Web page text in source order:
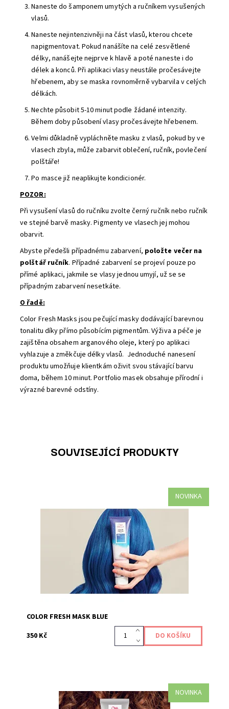
Naneste do šamponem umytých a ručníkem vysušených
vlasů.
Naneste nejintenzivněji na část vlasů, kterou chcete
napigmentovat. Pokud nanášíte na celé zesvětlené
délky, nanášejte nejprve k hlavě a poté naneste i do
délek a konců. Při aplikaci vlasy neustále pročesávejte
hřebenem, aby se maska rovnoměrně vybarvila v celých
délkách.
Nechte působit 5-10 minut podle žádané intenzity.
Během doby působení vlasy pročesávejte hřebenem.
Velmi důkladně vypláchněte masku z vlasů, pokud by ve
vlasech zbyla, může zabarvit oblečení, ručník, povlečení
polštáře!
Po masce již neaplikujte kondicionér.
POZOR:
Při vysušení vlasů do ručníku zvolte černý ručník nebo ručník
ve stejné barvě masky. Pigmenty ve vlasech jej mohou
obarvit.
Abyste předešli případnému zabarvení, položte večer na
polštář ručník. Případné zabarvení se projeví pouze po
přímé aplikaci, jakmile se vlasy jednou umyjí, už se se
případným zabarvení nesetkáte.
O řadě:
Color Fresh Masks jsou pečující masky dodávající barevnou
tonalitu díky přímo působícím pigmentům. Výživa a péče je
zajištěna obsahem arganového oleje, který po aplikaci
vyhlazuje a změkčuje délky vlasů. Jednoduché nanesení
produktu umožňuje klientkám oživit svou stávající barvu
doma, během 10 minut. Portfolio masek obsahuje přírodní i
výrazné barevné odstíny.
SOUVISEJÍCÍ PRODUKTY
NOVINKA
Maska Color Fresh Mask Blue je pečujícím produktem,
který dodává a obnovuje vaši barevnou tonalitu vlasů,
díky přímo působícím pigmentům. Oživte si...
COLOR FRESH MASK BLUE
350 Kč
NOVINKA